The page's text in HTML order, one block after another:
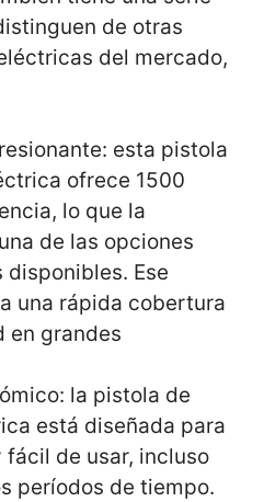
de otras
del mercado,
esta pistola
ofrece 1500
lo que la
de las opciones
disponibles. Ese
una rápida cobertura
en grandes
la pistola de
está diseñada para
fácil de usar, incluso
períodos de tiempo.